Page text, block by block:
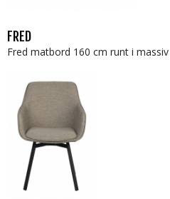
FRED
Fred matbord 160 cm runt i